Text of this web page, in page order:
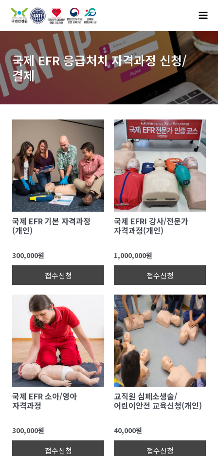
국제 EFR 응급처치 자격과정 신청/
결제
국제 EFR 기본 자격과정
(개인)
300,000원
접수신청
국제 EFRI 강사/전문가
자격과정(개인)
1,000,000원
접수신청
국제 EFR 소아/영아
자격과정
300,000원
접수신청
교직원 심폐소생술/
어린이안전 교육신청(개인)
40,000원
접수신청